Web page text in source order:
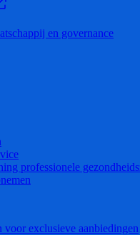
en governance
professionele
voor exclusieve aanbiedingen